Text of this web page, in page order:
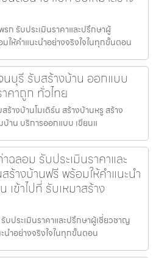
ก รับประเมินราคาและปรึกษาผู้
ให้คำแนะนำอย่างจริงใจในทุกขั้นตอน
บุรี รับสร้างบ้าน ออกแบบ
คาถูก ทั่วไทย
างบ้านโมเดิร์น สร้างบ้านหรู สร้าง
บ้าน บริการออกแบบ เขียนแ
ฉลอม รับประเมินราคาและ
างบ้านฟรี พร้อมให้คำแนะนำ
เข้าไปที่ รับเหมาสร้าง
ประเมินราคาและปรึกษาผู้เชี่ยวชาญ
นำอย่างจริงใจในทุกขั้นตอน